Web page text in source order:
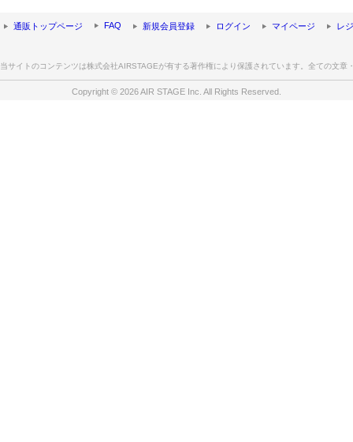
通販トップページ FAQ 新規会員登録 ログイン マイページ レ
当サイトのコンテンツは株式会社AIRSTAGEが有する著作権により保護されています。全ての文
Copyright © 2026 AIR STAGE Inc. All Rights Reserved.